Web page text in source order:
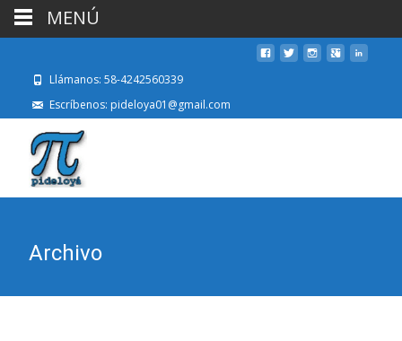
Llámanos: 58-4242560339
Escríbenos: pideloya01@gmail.com
Archivo
MENÚ